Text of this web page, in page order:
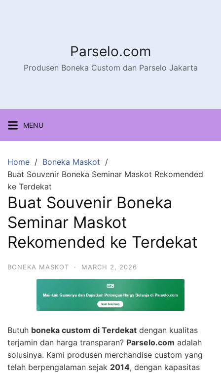
Parselo.com
Produsen Boneka Custom dan Parselo Jakarta
MENU
Home
Boneka Maskot
Buat Souvenir Boneka Seminar Maskot Rekomended
ke Terdekat
Buat Souvenir Boneka
Seminar Maskot
Rekomended ke Terdekat
BONEKA MASKOT · MARCH 2, 2026
Butuh boneka custom di Terdekat dengan kualitas
terjamin dan harga transparan? Parselo.com adalah
solusinya. Kami produsen merchandise custom yang
telah berpengalaman sejak 2014, dengan kapasitas